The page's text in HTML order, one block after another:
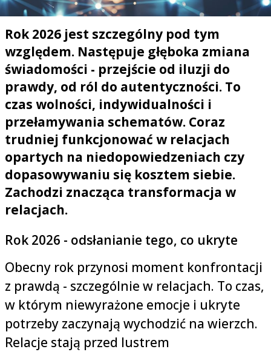
Rok 2026 jest szczególny pod tym
względem. Następuje głęboka zmiana
świadomości - przejście od iluzji do
prawdy, od ról do autentyczności. To
czas wolności, indywidualności i
przełamywania schematów. Coraz
trudniej funkcjonować w relacjach
opartych na niedopowiedzeniach czy
dopasowywaniu się kosztem siebie.
Zachodzi znacząca transformacja w
relacjach.
Rok 2026 - odsłanianie tego, co ukryte
Obecny rok przynosi moment konfrontacji
z prawdą - szczególnie w relacjach. To czas,
w którym niewyrażone emocje i ukryte
potrzeby zaczynają wychodzić na wierzch.
Relacje stają przed lustrem